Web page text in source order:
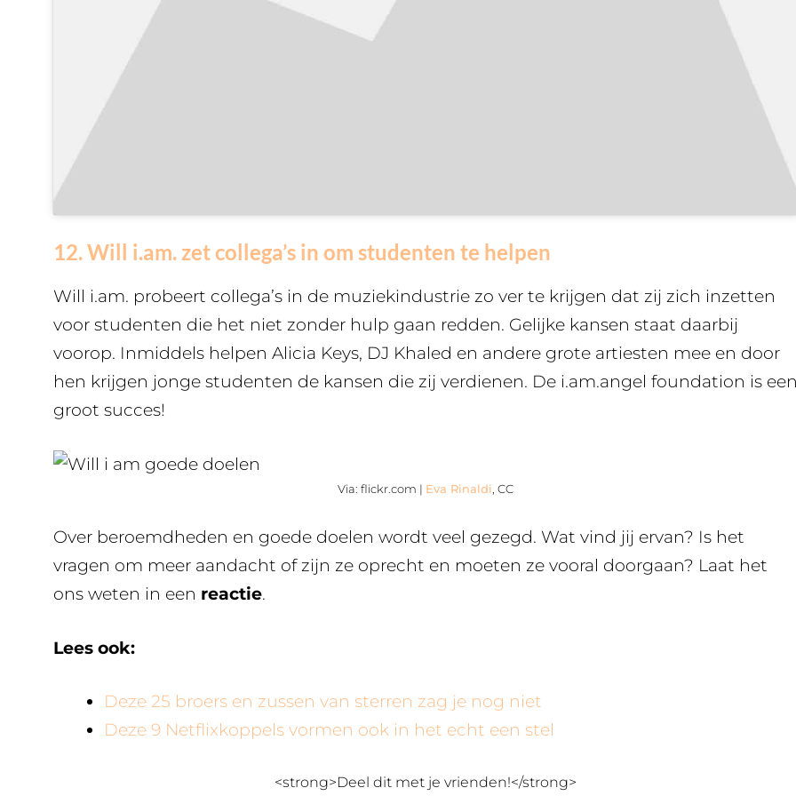
12. Will i.am. zet collega’s in om studenten te helpen
Will i.am. probeert collega’s in de muziekindustrie zo ver te krijgen dat zij zich inzetten
voor studenten die het niet zonder hulp gaan redden. Gelijke kansen staat daarbij
voorop. Inmiddels helpen Alicia Keys, DJ Khaled en andere grote artiesten mee en door
hen krijgen jonge studenten de kansen die zij verdienen. De i.am.angel foundation is
groot succes!
Via: flickr.com | Eva Rinaldi , CC
Over beroemdheden en goede doelen wordt veel gezegd. Wat vind jij ervan? Is het
vragen om meer aandacht of zijn ze oprecht en moeten ze vooral doorgaan? Laat het
ons weten in een reactie.
Lees ook:
Deze 25 broers en zussen van sterren zag je nog niet
Deze 9 Netflixkoppels vormen ook in het echt een stel
<strong>Deel dit met je vrienden!</strong>